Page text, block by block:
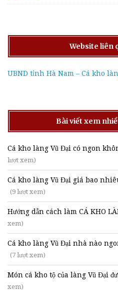
Website liên
UBND tỉnh Hà Nam – Cá kho
Bài viết xem
Cá kho làng Vũ Đại có ngon
lượt xem)
Cá kho làng Vũ Đại giá bao
(9 lượt xem)
Hướng dẫn cách làm CÁ KHO
xem)
Cá kho làng Vũ Đại nhà nào
(7 lượt xem)
Món cá kho tộ của làng Vũ Đại
xem)